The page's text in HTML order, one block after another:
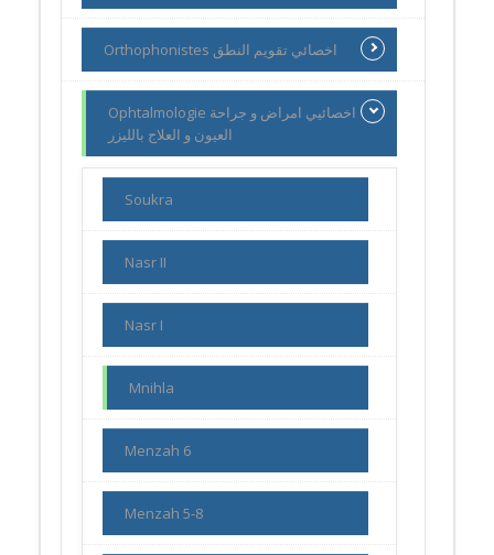
Orthophonistes اخصائي تقويم النطق
Ophtalmologie اخصائيي امراض و جراحة
العيون و العلاج بالليزر
Soukra
Nasr II
Nasr I
Mnihla
Menzah 6
Menzah 5-8